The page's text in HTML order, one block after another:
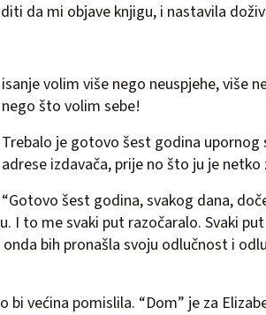
da mi objave knjigu, i nastavila
isanje volim više nego neuspjehe, više
nego što volim sebe!
Trebalo je gotovo šest godina upornog
adrese izdavača, prije no što ju je
“Gotovo šest godina, svakog dana,
I to me svaki put razočaralo. Svaki
bih pronašla svoju odlučnost i
bi većina pomislila. “Dom” je za